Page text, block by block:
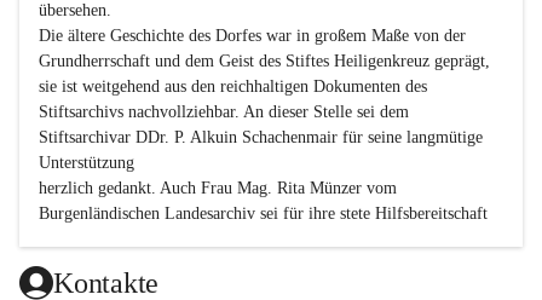
übersehen.
Die ältere Geschichte des Dorfes war in großem Maße von der
Grundherrschaft und dem Geist des Stiftes Heiligenkreuz geprägt,
sie ist weitgehend aus den reichhaltigen Dokumenten des
Stiftsarchivs nachvollziehbar. An dieser Stelle sei dem
Stiftsarchivar DDr. P. Alkuin Schachenmair für seine langmütige
Unterstützung
herzlich gedankt. Auch Frau Mag. Rita Münzer vom
Burgenländischen Landesarchiv sei für ihre stete Hilfsbereitschaft
Dank gilt den Textautoren dieser Chronik, dem kleinen
Redaktionsteam, für die gute Zusammenarbeit.
Kontakte